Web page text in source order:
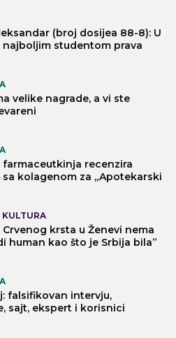
(broj dosijea 88-8): U
najboljim studentom prava
velike nagrade, a vi ste
farmaceutkinja recenzira
kolagenom za „Apotekarski
KULTURA
Crvenog krsta u Ženevi nema
human kao što je Srbija bila”
falsifikovan intervju,
sajt, ekspert i korisnici